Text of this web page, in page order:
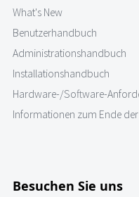
What's New
Benutzerhandbuch
Administrationshandbuch
Installationshandbuch
Hardware-/Software-
Informationen zum Ende
Besuchen Sie uns